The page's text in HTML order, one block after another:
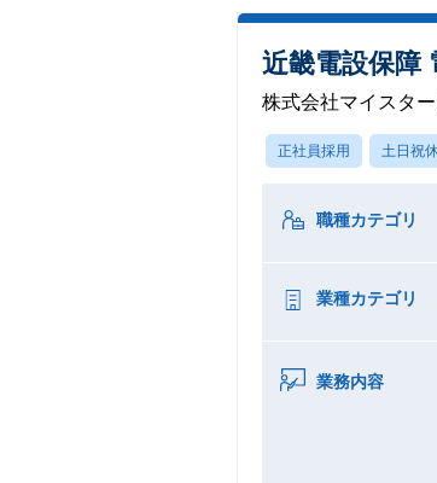
近畿電設保障
株式会社マイスタ
正社員採用 土日祝
職種カテゴリ
業種カテゴリ
業務内容